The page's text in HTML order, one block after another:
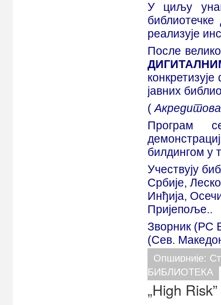
У циљу
реализује
После
јавних
(
Програм
билдингом у
Учествују
Србије,
Инђија,
Пријепоље..
Зворник (РС
(Сев.
Опширније:
БИБЛИОТЕКА
„High